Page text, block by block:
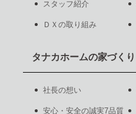
スタッフ紹介
ＤＸの取り組み
タナカホームの家づくり
社長の想い
安心・安全の誠実7品質